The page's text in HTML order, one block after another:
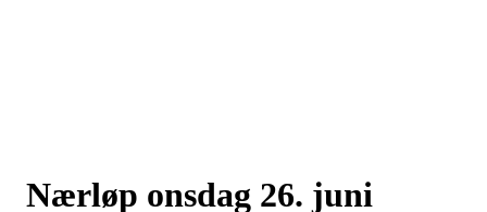
Nærløp onsdag 26. juni